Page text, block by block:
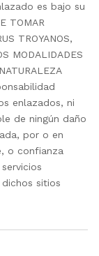
es bajo su
TOMAR
TROYANOS,
MODALIDADES
enlazados, ni
de ningún daño
por o en
o confianza
sitios